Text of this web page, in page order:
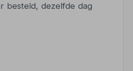
besteld, dezelfde dag